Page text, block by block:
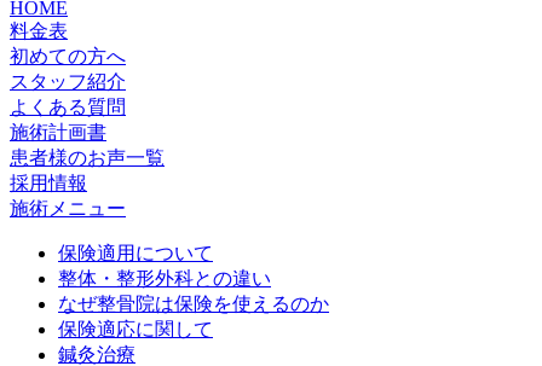
HOME
料金表
初めての方へ
スタッフ紹介
よくある質問
施術計画書
患者様のお声一覧
採用情報
施術メニュー
保険適用について
整体・整形外科との違い
なぜ整骨院は保険を使えるのか
保険適応に関して
鍼灸治療